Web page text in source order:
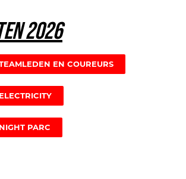
2026
EN COUREURS
PARC